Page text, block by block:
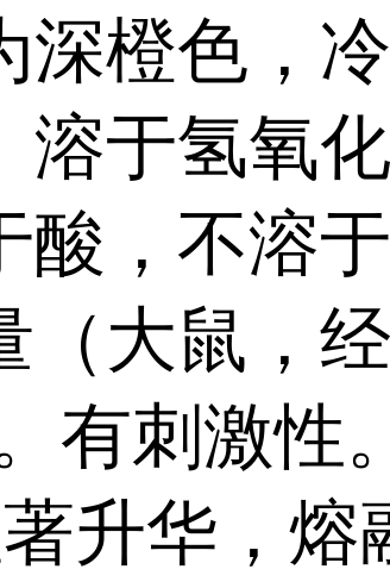
深橙色，
溶于氢氧
酸，不溶
（大鼠，
有刺激性
升华，熔